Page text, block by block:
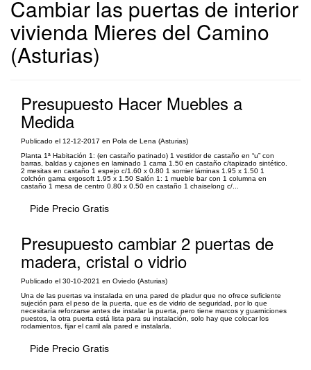
Cambiar las puertas de interior
vivienda Mieres del Camino
(Asturias)
Presupuesto Hacer Muebles a
Medida
Publicado el 12-12-2017 en Pola de Lena (Asturias)
Planta 1ª Habitación 1: (en castaño patinado) 1 vestidor de castaño en “u” con
barras, baldas y cajones en laminado 1 cama 1.50 en castaño c/tapizado sintético.
2 mesitas en castaño 1 espejo c/1.60 x 0.80 1 somier láminas 1.95 x 1.50 1
colchón gama ergosoft 1.95 x 1.50 Salón 1: 1 mueble bar con 1 columna en
castaño 1 mesa de centro 0.80 x 0.50 en castaño 1 chaiselong c/...
Pide Precio Gratis
Presupuesto cambiar 2 puertas de
madera, cristal o vidrio
Publicado el 30-10-2021 en Oviedo (Asturias)
Una de las puertas va instalada en una pared de pladur que no ofrece suficiente
sujeción para el peso de la puerta, que es de vidrio de seguridad, por lo que
necesitaría reforzarse antes de instalar la puerta, pero tiene marcos y guarniciones
puestos, la otra puerta está lista para su instalación, solo hay que colocar los
rodamientos, fijar el carril ala pared e instalarla.
Pide Precio Gratis